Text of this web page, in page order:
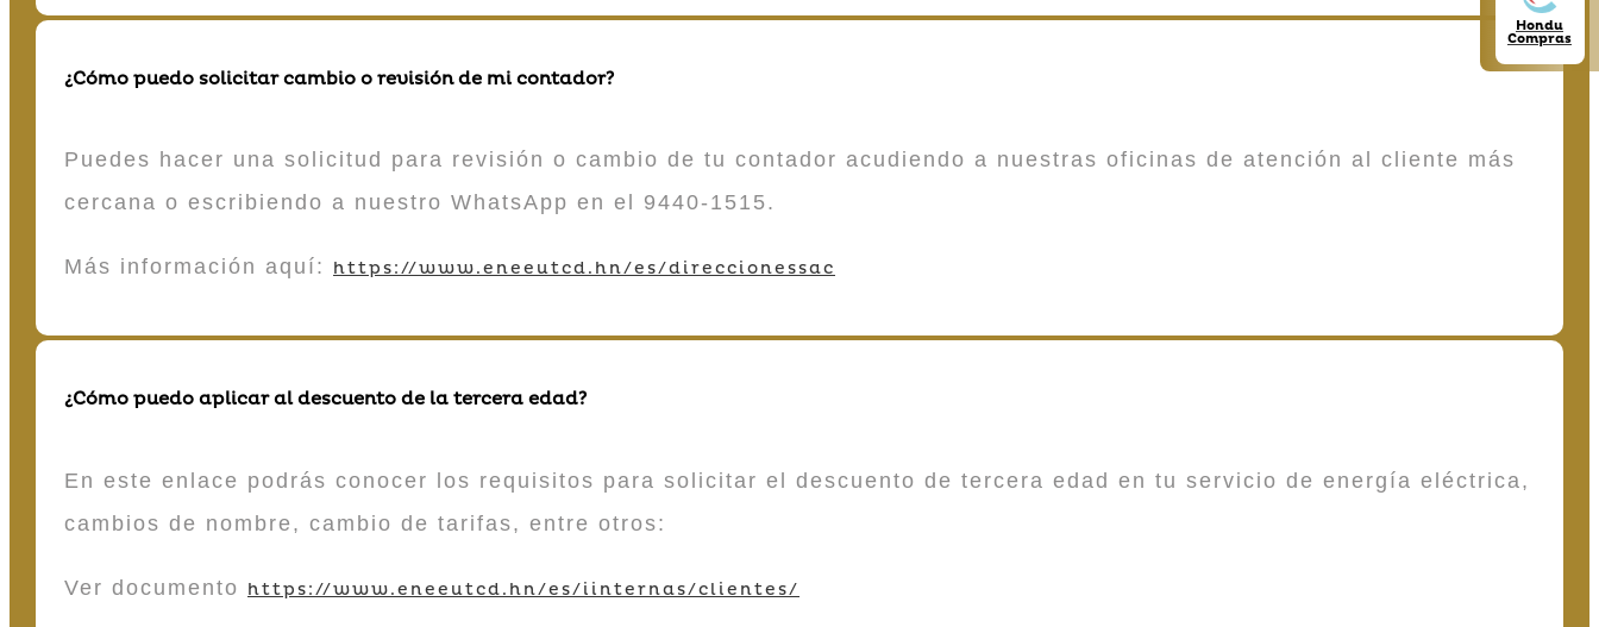
Hondu
Compras
¿Cómo puedo solicitar cambio o revisión de mi contador?
Puedes hacer una solicitud para revisión o cambio de tu contador acudiendo a nuestras oficinas de atención al cliente más
cercana o escribiendo a nuestro WhatsApp en el 9440-1515.
Más información aquí: https://www.eneeutcd.hn/es/direccionessac
¿Cómo puedo aplicar al descuento de la tercera edad?
En este enlace podrás conocer los requisitos para solicitar el descuento de tercera edad en tu servicio de energía eléctrica,
cambios de nombre, cambio de tarifas, entre otros:
Ver documento https://www.eneeutcd.hn/es/iinternas/clientes/